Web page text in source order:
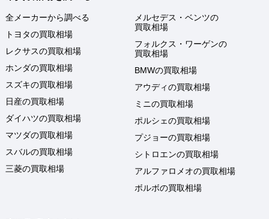
全メーカーから調べる
トヨタの買取相場
レクサスの買取相場
ホンダの買取相場
スズキの買取相場
日産の買取相場
ダイハツの買取相場
マツダの買取相場
スバルの買取相場
三菱の買取相場
メルセデス・ベンツの
買取相場
フォルクス・ワーゲンの
買取相場
BMWの買取相場
アウディの買取相場
ミニの買取相場
ポルシェの買取相場
プジョーの買取相場
シトロエンの買取相場
アルファロメオの買取相場
ボルボの買取相場